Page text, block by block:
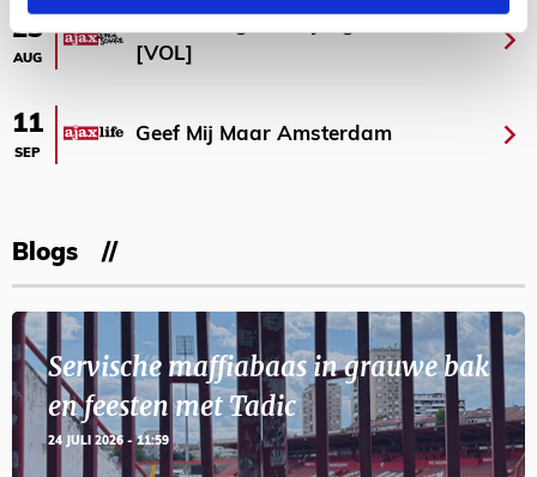
23
AUG
[VOL]
11
SEP
Geef Mij Maar Amsterdam
Blogs
Servische maffiabaas in grauwe bak
en feesten met Tadic
24 JULI 2026 - 11:59